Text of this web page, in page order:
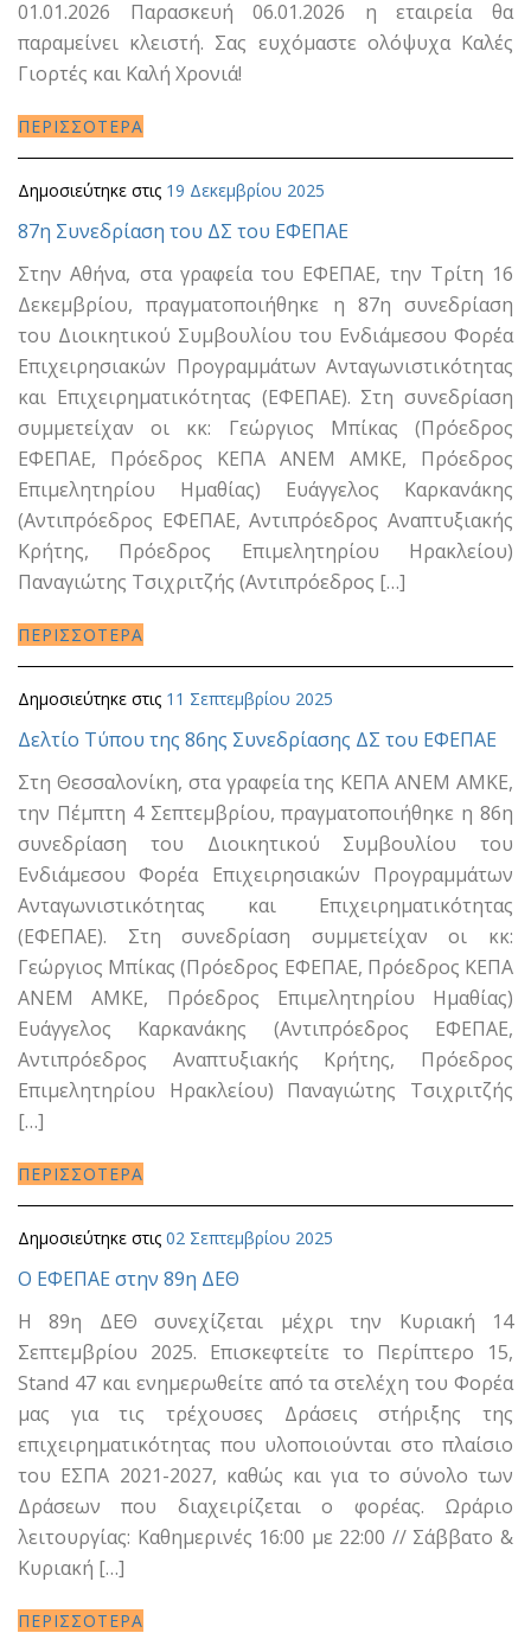
01.01.2026 Παρασκευή 06.01.2026 η εταιρεία θα
παραμείνει κλειστή. Σας ευχόμαστε ολόψυχα Καλές
Γιορτές και Καλή Χρονιά!
ΠΕΡΙΣΣΟΤΕΡΑ
Δημοσιεύτηκε στις 19 Δεκεμβρίου 2025
87η Συνεδρίαση του ΔΣ του ΕΦΕΠΑΕ
Στην Αθήνα, στα γραφεία του ΕΦΕΠΑΕ, την Τρίτη 16
Δεκεμβρίου, πραγματοποιήθηκε η 87η συνεδρίαση
του Διοικητικού Συμβουλίου του Ενδιάμεσου Φορέα
Επιχειρησιακών Προγραμμάτων Ανταγωνιστικότητας
και Επιχειρηματικότητας (ΕΦΕΠΑΕ). Στη συνεδρίαση
συμμετείχαν οι κκ: Γεώργιος Μπίκας (Πρόεδρος
ΕΦΕΠΑΕ, Πρόεδρος ΚΕΠΑ ΑΝΕΜ ΑΜΚΕ, Πρόεδρος
Επιμελητηρίου Ημαθίας) Ευάγγελος Καρκανάκης
(Αντιπρόεδρος ΕΦΕΠΑΕ, Αντιπρόεδρος Αναπτυξιακής
Κρήτης, Πρόεδρος Επιμελητηρίου Ηρακλείου)
Παναγιώτης Τσιχριτζής (Αντιπρόεδρος […]
ΠΕΡΙΣΣΟΤΕΡΑ
Δημοσιεύτηκε στις 11 Σεπτεμβρίου 2025
Δελτίο Τύπου της 86ης Συνεδρίασης ΔΣ του ΕΦΕΠΑΕ
Στη Θεσσαλονίκη, στα γραφεία της ΚΕΠΑ ΑΝΕΜ ΑΜΚΕ,
την Πέμπτη 4 Σεπτεμβρίου, πραγματοποιήθηκε η 86η
συνεδρίαση του Διοικητικού Συμβουλίου του
Ενδιάμεσου Φορέα Επιχειρησιακών Προγραμμάτων
Ανταγωνιστικότητας και Επιχειρηματικότητας
(ΕΦΕΠΑΕ). Στη συνεδρίαση συμμετείχαν οι κκ:
Γεώργιος Μπίκας (Πρόεδρος ΕΦΕΠΑΕ, Πρόεδρος ΚΕΠΑ
ΑΝΕΜ ΑΜΚΕ, Πρόεδρος Επιμελητηρίου Ημαθίας)
Ευάγγελος Καρκανάκης (Αντιπρόεδρος ΕΦΕΠΑΕ,
Αντιπρόεδρος Αναπτυξιακής Κρήτης, Πρόεδρος
Επιμελητηρίου Ηρακλείου) Παναγιώτης Τσιχριτζής
[…]
ΠΕΡΙΣΣΟΤΕΡΑ
Δημοσιεύτηκε στις 02 Σεπτεμβρίου 2025
Ο ΕΦΕΠΑΕ στην 89η ΔΕΘ
H 89η ΔΕΘ συνεχίζεται μέχρι την Κυριακή 14
Σεπτεμβρίου 2025. Επισκεφτείτε το Περίπτερο 15,
Stand 47 και ενημερωθείτε από τα στελέχη του Φορέα
μας για τις τρέχουσες Δράσεις στήριξης της
επιχειρηματικότητας που υλοποιούνται στο πλαίσιο
του ΕΣΠΑ 2021-2027, καθώς και για το σύνολο των
Δράσεων που διαχειρίζεται ο φορέας. Ωράριο
λειτουργίας: Καθημερινές 16:00 με 22:00 // Σάββατο &
Κυριακή […]
ΠΕΡΙΣΣΟΤΕΡΑ